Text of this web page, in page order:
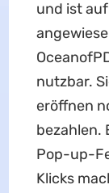
und ist
nutzbar.
eröffnen
bezahlen.
Pop-up-
Klicks